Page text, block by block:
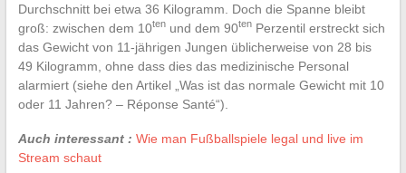
Durchschnitt bei etwa 36 Kilogramm. Doch die Spanne bleibt
groß: zwischen dem 10tenund dem 90tenPerzentil erstreckt sich
das Gewicht von 11-jährigen Jungen üblicherweise von 28 bis
49 Kilogramm, ohne dass dies das medizinische Personal
alarmiert (siehe den Artikel „Was ist das normale Gewicht mit 10
oder 11 Jahren? – Réponse Santé“).
Auch interessant : Wie man Fußballspiele legal und live im
Stream schaut